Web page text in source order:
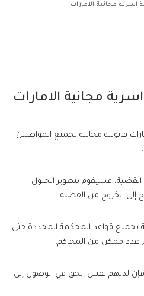
اسرية مجانية الامارات
مجانية الامارات
قانونية مجانية لجميع المواطنين
القضية، فسيقوم بتطوير الحلول
إلى الخروج من القضية.
بجميع قواعد المحكمة المحددة حتى
عدد ممكن من المحاكم.
لديهم نفس الحق في الوصول إلى